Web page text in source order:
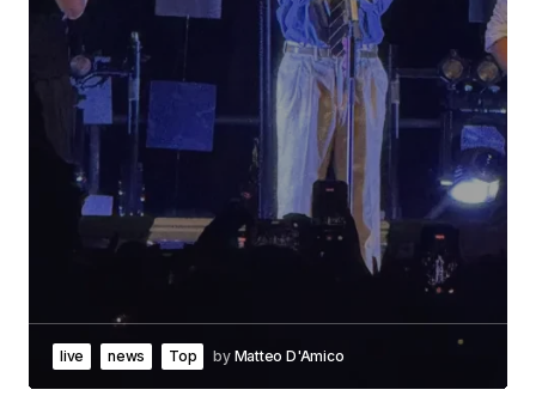
live news Top by Matteo D'Amico